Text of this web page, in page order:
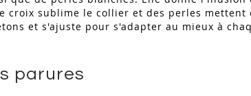
sublime le collier et des perles
et s'ajuste pour s'adapter au mieux à
parures